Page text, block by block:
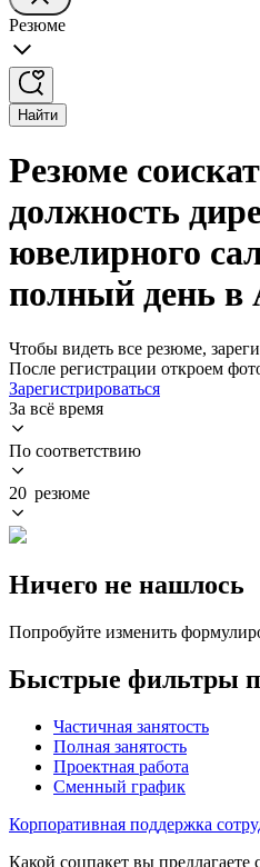
Резюме
Найти
Резюме
должность
ювелирного
полный день в
Чтобы видеть все резюме,
После регистрации откроем
Зарегистрироваться
За всё время
По соответствию
20 резюме
Ничего не нашлось
Попробуйте изменить
Быстрые фильтры
Частичная занятость
Полная занятость
Проектная работа
Сменный график
Корпоративная поддержка
Какой соцпакет вы